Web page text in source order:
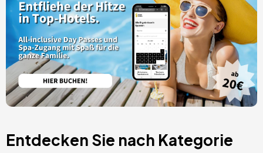
Entdecken Sie nach Kategorie